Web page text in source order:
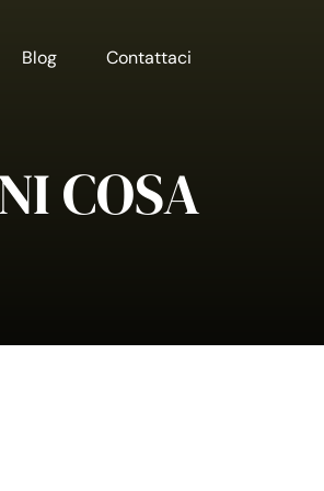
Blog Contattaci
COSA